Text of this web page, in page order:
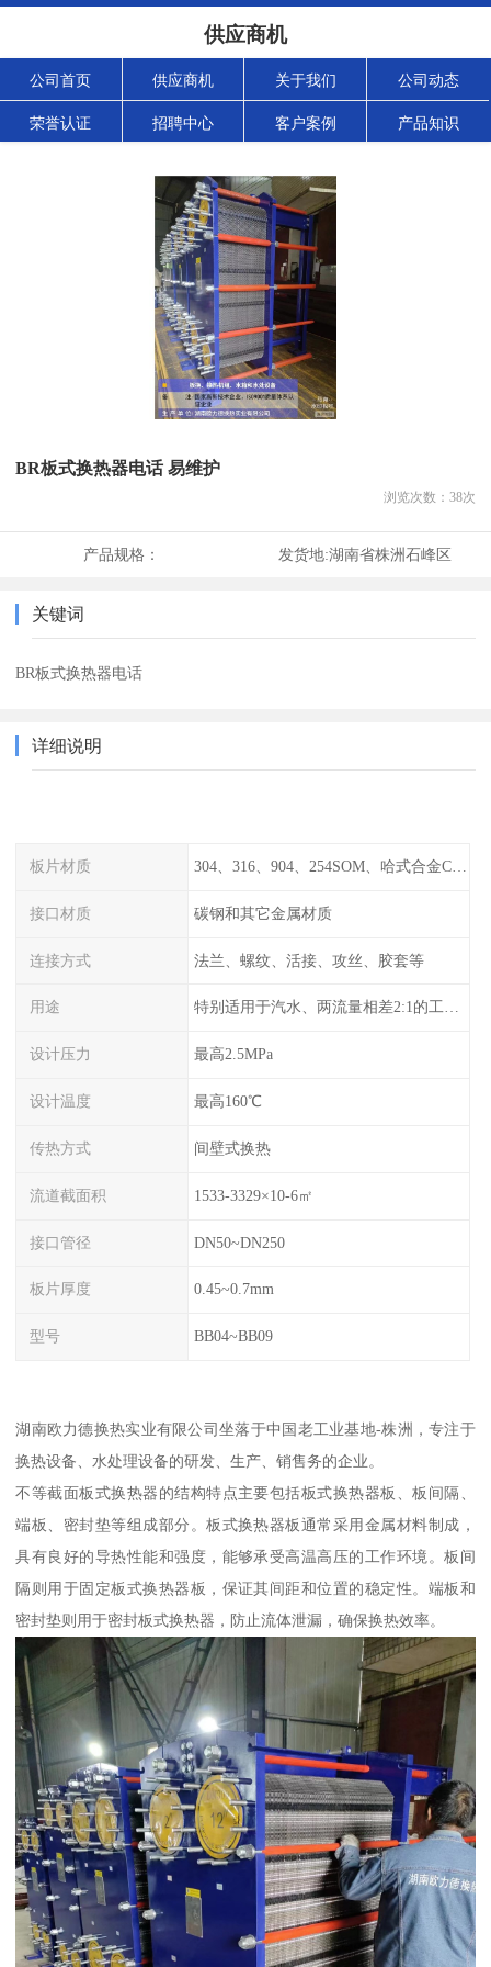
供应商机
公司首页 供应商机 关于我们 公司动态
荣誉认证 招聘中心 客户案例 产品知识
BR板式换热器电话 易维护
浏览次数： 38次
产品规格： 发货地:湖南省株洲石峰区
关键词
BR板式换热器电话
详细说明
板片材质 304、316、904、254SOM、哈式合金C-276、TA1等
接口材质 碳钢和其它金属材质
连接方式 法兰、螺纹、活接、攻丝、胶套等
用途 特别适用于汽水、两流量相差2:1的工况换热。
设计压力 最高2.5MPa
设计温度 最高160℃
传热方式 间壁式换热
流道截面积 1533-3329×10-6㎡
接口管径 DN50~DN250
板片厚度 0.45~0.7mm
型号 BB04~BB09
湖南欧力德换热实业有限公司坐落于中国老工业基地-株洲，专注于
换热设备、水处理设备的研发、生产、销售务的企业。
不等截面板式换热器的结构特点主要包括板式换热器板、板间隔、
端板、密封垫等组成部分。板式换热器板通常采用金属材料制成，
具有良好的导热性能和强度，能够承受高温高压的工作环境。板间
隔则用于固定板式换热器板，保证其间距和位置的稳定性。端板和
密封垫则用于密封板式换热器，防止流体泄漏，确保换热效率。